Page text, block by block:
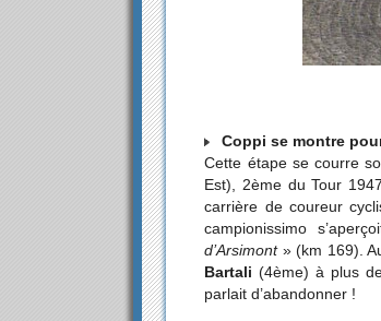
Coppi se montre
Cette étape se courre
Est), 2ème du Tour
carrière de coureur
campionissimo
d’Arsimont» (km 169).
Bartali (4ème) à plus
parlait d’abandonner !